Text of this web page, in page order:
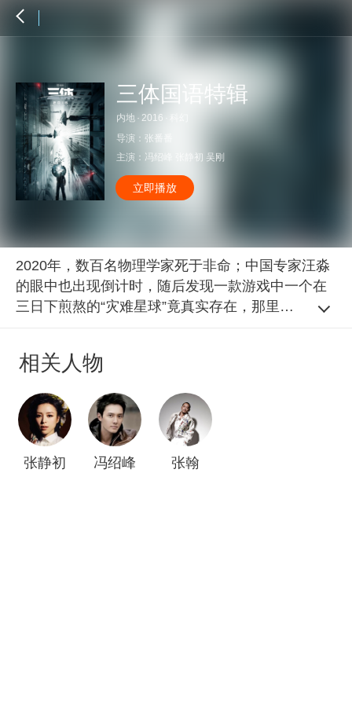
三体国语特辑
内地 · 2016
导演： 张番番
主演： 冯绍峰 张静初 吴刚
立即播放
2020年，数百名物理学家死于非命；中国专家汪淼
的眼中也出现倒计时，随后发现一款游戏中一个在
三日下煎熬的“灾难星球”竟真实存在，那里的“三体
相关人物
张静初 冯绍峰 张翰